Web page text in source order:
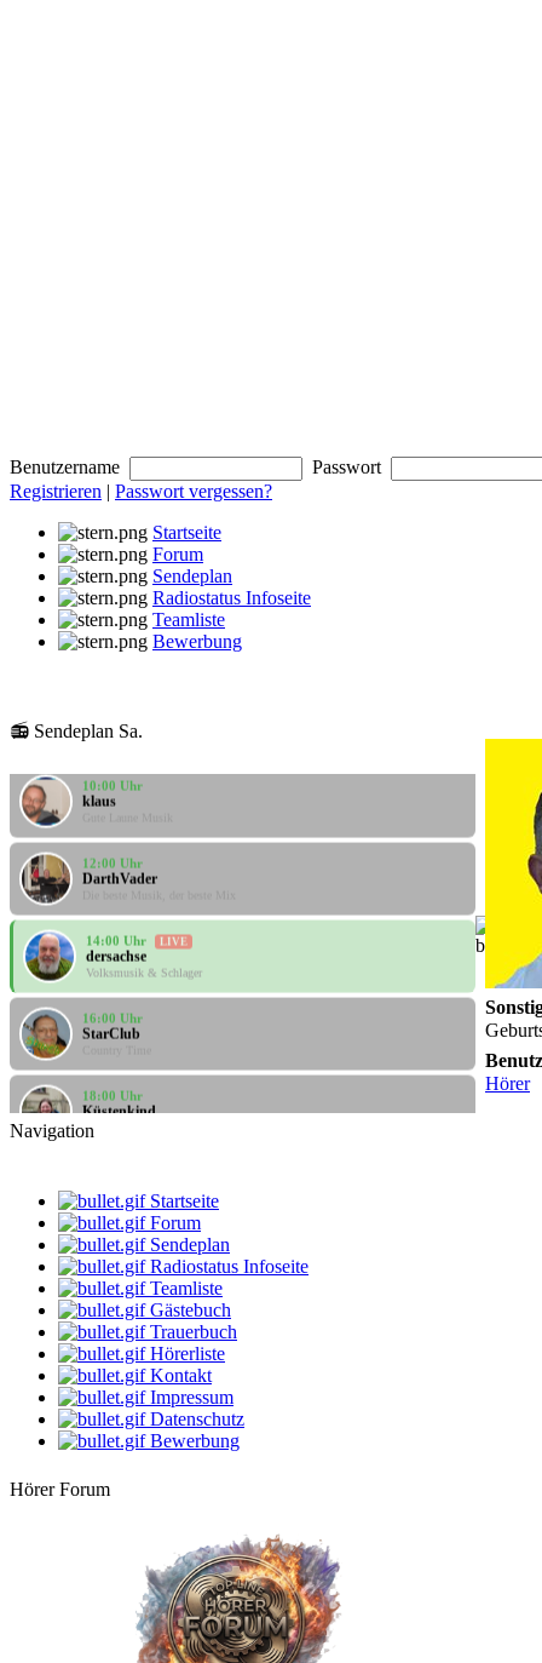
Benutzername
Passwort
Registrieren | Passwort vergessen?
Startseite
Forum
Sendeplan
Radiostatus Infoseite
Teamliste
Bewerbung
📻 Sendeplan Sa.
Gute Laune Musik
klaus
Gute Laune Musik
12:00 Uhr
DarthVader
Die beste Musik, der beste Mix
14:00 Uhr
dersachse
Volksmusik & Schlager
16:00 Uhr
StarClub
Country Time
18:00 Uhr
Küstenkind
bunte Musikbox
08:00 Uhr
klaus
Gute Laune Musik
10:00 Uhr
klaus
Gute Laune Musik
12:00 Uhr
DarthVader
Die beste Musik, der beste Mix
dersachse
Volksmusik & Schlager
Country Time
18:00 Uhr
Küstenkind
bunte Musikbox
Navigation
Startseite
Forum
Sendeplan
Radiostatus Infoseite
Teamliste
Gästebuch
Trauerbuch
Hörerliste
Kontakt
Impressum
Datenschutz
Bewerbung
Hörer Forum
Hörer